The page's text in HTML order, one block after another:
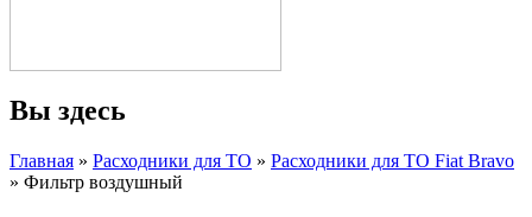
Вы здесь
Главная » Расходники для ТО » Расходники для ТО Fiat Bravo
» Фильтр воздушный